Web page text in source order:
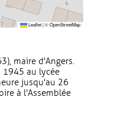
Leaflet|©OpenStreetMap
maire d'Angers.
1945 au lycée
jusqu'au 26
à l'Assemblée